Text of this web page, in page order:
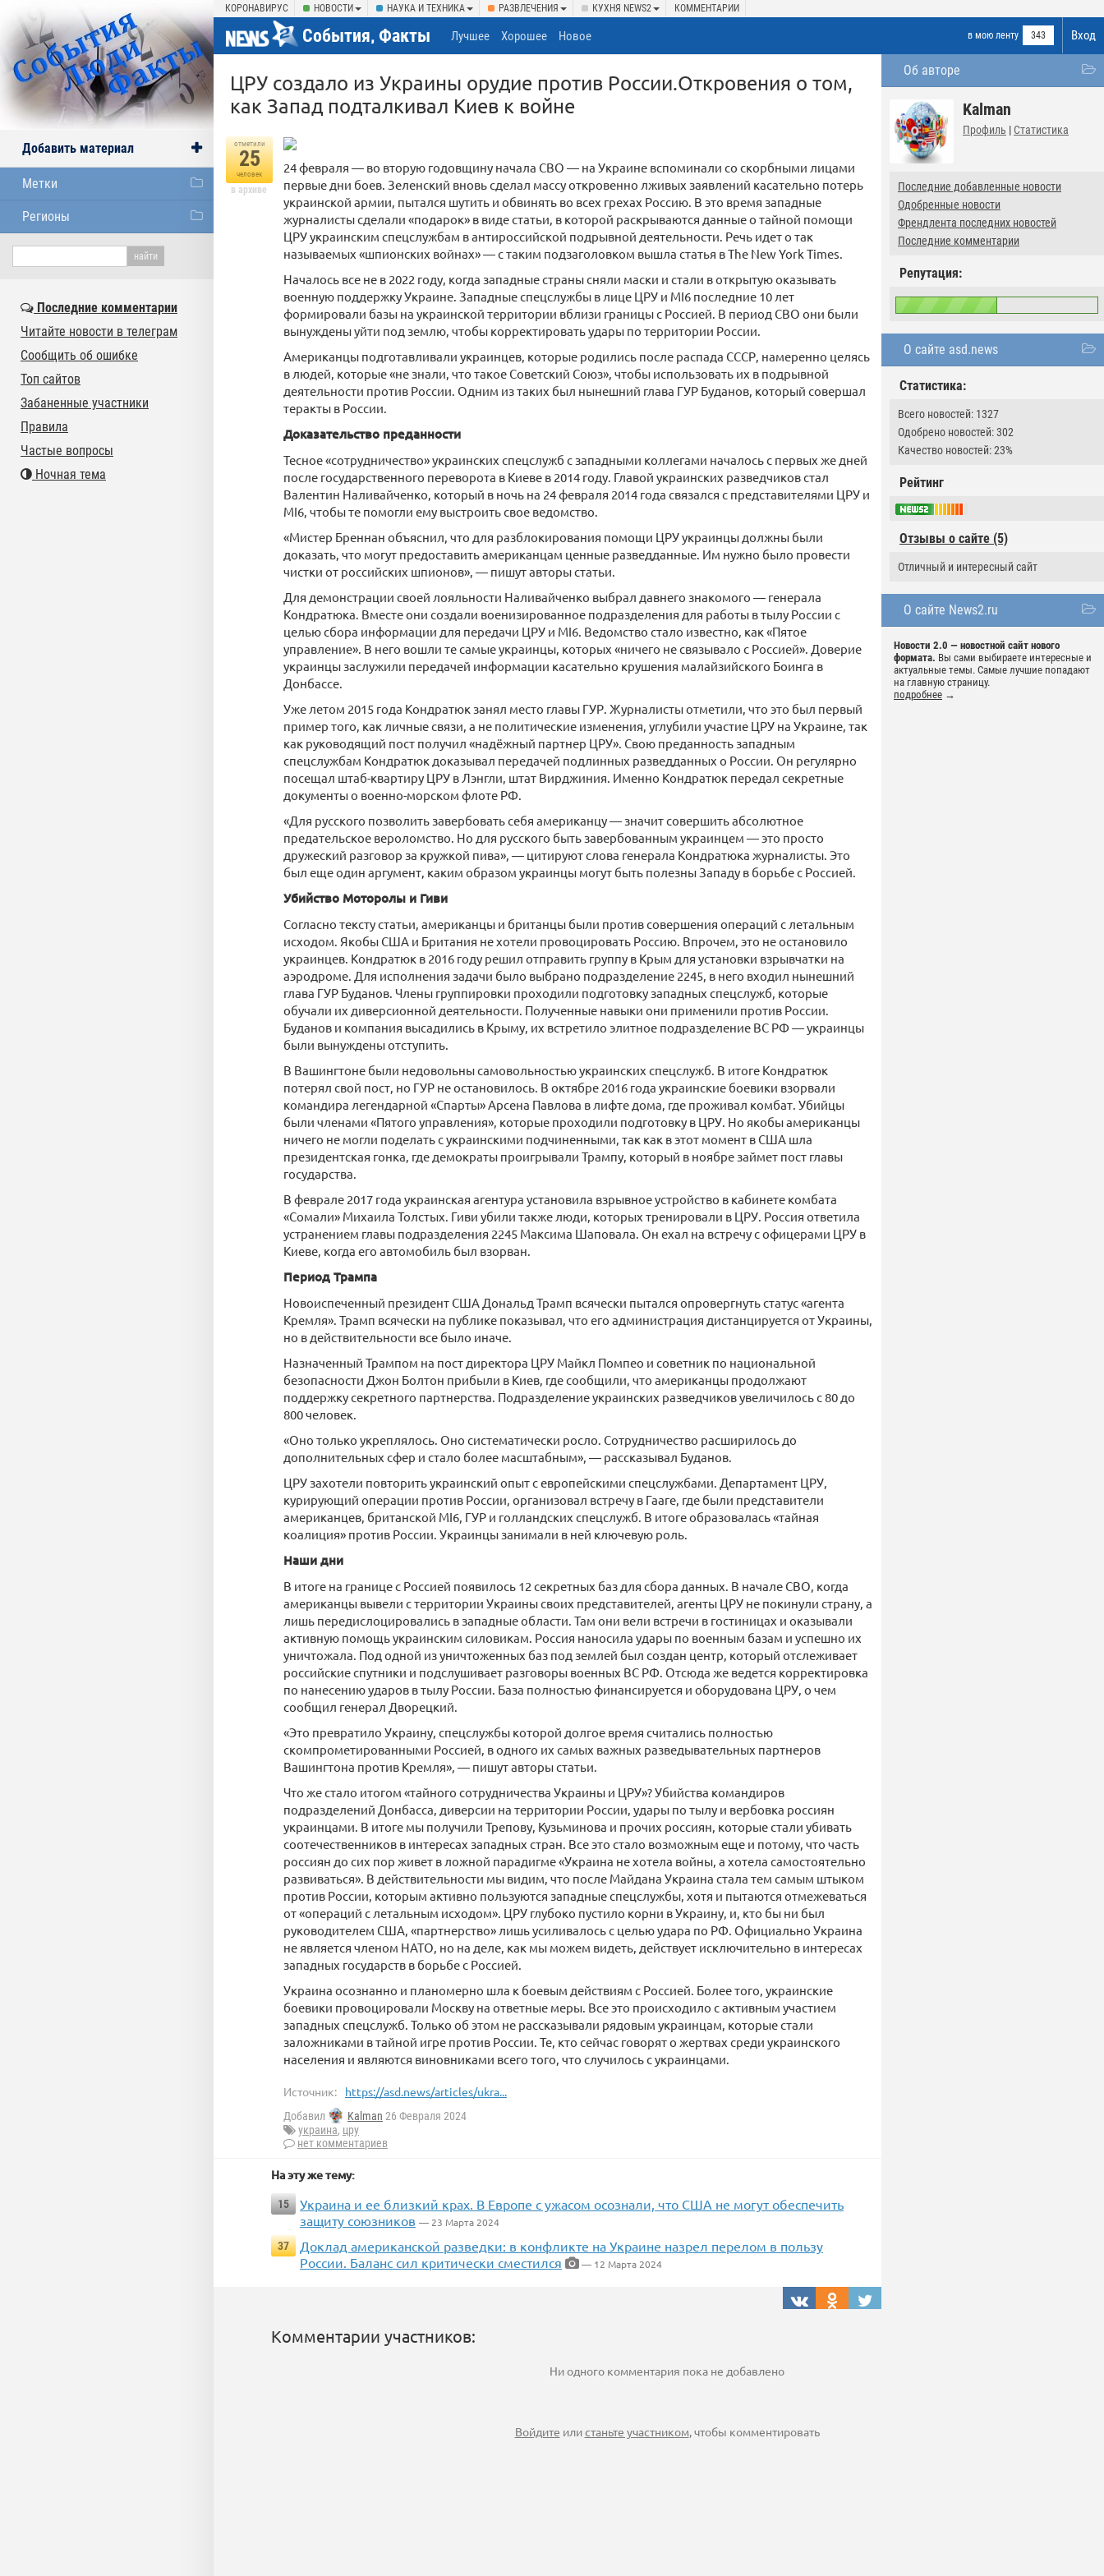
КОРОНАВИРУС НОВОСТИ НАУКА И ТЕХНИКА РАЗВЛЕЧЕНИЯ КУХНЯ NEWS2 КОММЕНТАРИИ
Вход
События, Факты в мою ленту 343
Лучшее Хорошее Новое
Об авторе
Kalman
Профиль | Статистика
Последние добавленные новости
Одобренные новости
Френдлента последних новостей
Последние комментарии
Репутация:
О сайте asd.news
Статистика:
Всего новостей: 1327
Одобрено новостей: 302
Качество новостей: 23%
Рейтинг
Отзывы о сайте (5)
Отличный и интересный сайт
О сайте News2.ru
Новости 2.0 — новостной сайт нового
формата. Вы сами выбираете интересные и
актуальные темы. Самые лучшие попадают
на главную страницу.
подробнее →
ЦРУ создало из Украины орудие против России.Откровения о том,
как Запад подталкивал Киев к войне
отметили
25
человек
в архиве
24 февраля — во вторую годовщину начала СВО — на Украине вспоминали со скорбными лицами
первые дни боев. Зеленский вновь сделал массу откровенно лживых заявлений касательно потерь
украинской армии, пытался шутить и обвинять во всех грехах Россию. В это время западные
журналисты сделали «подарок» в виде статьи, в которой раскрываются данные о тайной помощи
ЦРУ украинским спецслужбам в антироссийской подрывной деятельности. Речь идет о так
называемых «шпионских войнах» — с таким подзаголовком вышла статья в The New York Times.
Началось все не в 2022 году, когда западные страны сняли маски и стали в открытую оказывать
военную поддержку Украине. Западные спецслужбы в лице ЦРУ и MI6 последние 10 лет
формировали базы на украинской территории вблизи границы с Россией. В период СВО они были
вынуждены уйти под землю, чтобы корректировать удары по территории России.
Американцы подготавливали украинцев, которые родились после распада СССР, намеренно целясь
в людей, которые «не знали, что такое Советский Союз», чтобы использовать их в подрывной
деятельности против России. Одним из таких был нынешний глава ГУР Буданов, который совершал
теракты в России.
Доказательство преданности
Тесное «сотрудничество» украинских спецслужб с западными коллегами началось с первых же дней
после государственного переворота в Киеве в 2014 году. Главой украинских разведчиков стал
Валентин Наливайченко, который в ночь на 24 февраля 2014 года связался с представителями ЦРУ и
MI6, чтобы те помогли ему выстроить свое ведомство.
«Мистер Бреннан объяснил, что для разблокирования помощи ЦРУ украинцы должны были
доказать, что могут предоставить американцам ценные разведданные. Им нужно было провести
чистки от российских шпионов», — пишут авторы статьи.
Для демонстрации своей лояльности Наливайченко выбрал давнего знакомого — генерала
Кондратюка. Вместе они создали военизированное подразделения для работы в тылу России с
целью сбора информации для передачи ЦРУ и MI6. Ведомство стало известно, как «Пятое
управление». В него вошли те самые украинцы, которых «ничего не связывало с Россией». Доверие
украинцы заслужили передачей информации касательно крушения малайзийского Боинга в
Донбассе.
Уже летом 2015 года Кондратюк занял место главы ГУР. Журналисты отметили, что это был первый
пример того, как личные связи, а не политические изменения, углубили участие ЦРУ на Украине, так
как руководящий пост получил «надёжный партнер ЦРУ». Свою преданность западным
спецслужбам Кондратюк доказывал передачей подлинных разведданных о России. Он регулярно
посещал штаб-квартиру ЦРУ в Лэнгли, штат Вирджиния. Именно Кондратюк передал секретные
документы о военно-морском флоте РФ.
«Для русского позволить завербовать себя американцу — значит совершить абсолютное
предательское вероломство. Но для русского быть завербованным украинцем — это просто
дружеский разговор за кружкой пива», — цитируют слова генерала Кондратюка журналисты. Это
был еще один аргумент, каким образом украинцы могут быть полезны Западу в борьбе с Россией.
Убийство Моторолы и Гиви
Согласно тексту статьи, американцы и британцы были против совершения операций с летальным
исходом. Якобы США и Британия не хотели провоцировать Россию. Впрочем, это не остановило
украинцев. Кондратюк в 2016 году решил отправить группу в Крым для установки взрывчатки на
аэродроме. Для исполнения задачи было выбрано подразделение 2245, в него входил нынешний
глава ГУР Буданов. Члены группировки проходили подготовку западных спецслужб, которые
обучали их диверсионной деятельности. Полученные навыки они применили против России.
Буданов и компания высадились в Крыму, их встретило элитное подразделение ВС РФ — украинцы
были вынуждены отступить.
В Вашингтоне были недовольны самовольностью украинских спецслужб. В итоге Кондратюк
потерял свой пост, но ГУР не остановилось. В октябре 2016 года украинские боевики взорвали
командира легендарной «Спарты» Арсена Павлова в лифте дома, где проживал комбат. Убийцы
были членами «Пятого управления», которые проходили подготовку в ЦРУ. Но якобы американцы
ничего не могли поделать с украинскими подчиненными, так как в этот момент в США шла
президентская гонка, где демократы проигрывали Трампу, который в ноябре займет пост главы
государства.
В феврале 2017 года украинская агентура установила взрывное устройство в кабинете комбата
«Сомали» Михаила Толстых. Гиви убили также люди, которых тренировали в ЦРУ. Россия ответила
устранением главы подразделения 2245 Максима Шаповала. Он ехал на встречу с офицерами ЦРУ в
Киеве, когда его автомобиль был взорван.
Период Трампа
Новоиспеченный президент США Дональд Трамп всячески пытался опровергнуть статус «агента
Кремля». Трамп всячески на публике показывал, что его администрация дистанцируется от Украины,
но в действительности все было иначе.
Назначенный Трампом на пост директора ЦРУ Майкл Помпео и советник по национальной
безопасности Джон Болтон прибыли в Киев, где сообщили, что американцы продолжают
поддержку секретного партнерства. Подразделение украинских разведчиков увеличилось с 80 до
800 человек.
«Оно только укреплялось. Оно систематически росло. Сотрудничество расширилось до
дополнительных сфер и стало более масштабным», — рассказывал Буданов.
ЦРУ захотели повторить украинский опыт с европейскими спецслужбами. Департамент ЦРУ,
курирующий операции против России, организовал встречу в Гааге, где были представители
американцев, британской MI6, ГУР и голландских спецслужб. В итоге образовалась «тайная
коалиция» против России. Украинцы занимали в ней ключевую роль.
Наши дни
В итоге на границе с Россией появилось 12 секретных баз для сбора данных. В начале СВО, когда
американцы вывели с территории Украины своих представителей, агенты ЦРУ не покинули страну, а
лишь передислоцировались в западные области. Там они вели встречи в гостиницах и оказывали
активную помощь украинским силовикам. Россия наносила удары по военным базам и успешно их
уничтожала. Под одной из уничтоженных баз под землей был создан центр, который отслеживает
российские спутники и подслушивает разговоры военных ВС РФ. Отсюда же ведется корректировка
по нанесению ударов в тылу России. База полностью финансируется и оборудована ЦРУ, о чем
сообщил генерал Дворецкий.
«Это превратило Украину, спецслужбы которой долгое время считались полностью
скомпрометированными Россией, в одного их самых важных разведывательных партнеров
Вашингтона против Кремля», — пишут авторы статьи.
Что же стало итогом «тайного сотрудничества Украины и ЦРУ»? Убийства командиров
подразделений Донбасса, диверсии на территории России, удары по тылу и вербовка россиян
украинцами. В итоге мы получили Трепову, Кузьминова и прочих россиян, которые стали убивать
соотечественников в интересах западных стран. Все это стало возможным еще и потому, что часть
россиян до сих пор живет в ложной парадигме «Украина не хотела войны, а хотела самостоятельно
развиваться». В действительности мы видим, что после Майдана Украина стала тем самым штыком
против России, которым активно пользуются западные спецслужбы, хотя и пытаются отмежеваться
от «операций с летальным исходом». ЦРУ глубоко пустило корни в Украину, и, кто бы ни был
руководителем США, «партнерство» лишь усиливалось с целью удара по РФ. Официально Украина
не является членом НАТО, но на деле, как мы можем видеть, действует исключительно в интересах
западных государств в борьбе с Россией.
Украина осознанно и планомерно шла к боевым действиям с Россией. Более того, украинские
боевики провоцировали Москву на ответные меры. Все это происходило с активным участием
западных спецслужб. Только об этом не рассказывали рядовым украинцам, которые стали
заложниками в тайной игре против России. Те, кто сейчас говорят о жертвах среди украинского
населения и являются виновниками всего того, что случилось с украинцами.
Источник: https://asd.news/articles/ukra...
Добавил Kalman 26 Февраля 2024
украина, цру
нет комментариев
На эту же тему:
15
Украина и ее близкий крах. В Европе с ужасом осознали, что США не могут обеспечить
защиту союзников — 23 Марта 2024
37
Доклад американской разведки: в конфликте на Украине назрел перелом в пользу
России. Баланс сил критически сместился
— 12 Марта 2024
Комментарии участников:
Ни одного комментария пока не добавлено
Войдите илистаньте участником, чтобы комментировать
Добавить материал
Метки
Регионы
Последние комментарии
Читайте новости в телеграм
Сообщить об ошибке
Топ сайтов
Забаненные участники
Правила
Частые вопросы
Ночная тема